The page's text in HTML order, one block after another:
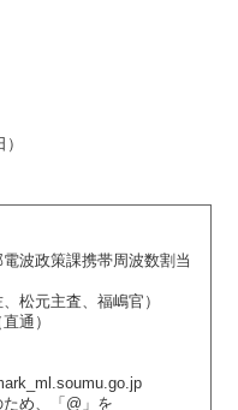
波政策課携帯周波数割当
松元主査、福嶋官）
通）
め、「@」を